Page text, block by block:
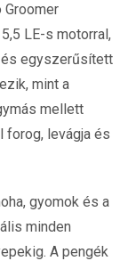
Groomer
LE-s motorral,
egyszerűsített
mint a
mellett
levágja és
gyomok és a
minden
A pengék